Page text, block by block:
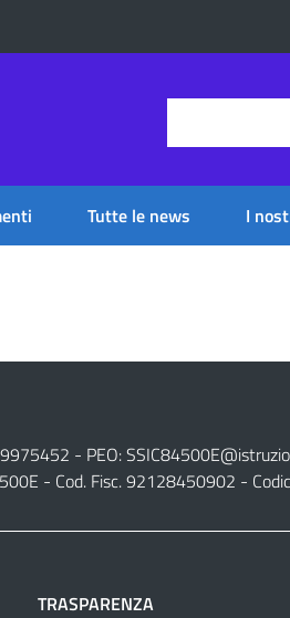
Tutte le news I
- PEO:
- Cod. Fisc. 92128450902 -
TRASPARENZA